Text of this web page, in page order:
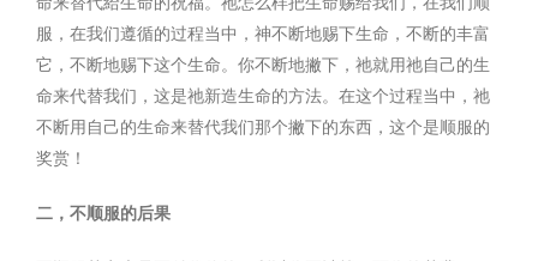
服，在我们遵循的过程当中，神不断地赐下生命，不断的丰富
它，不断地赐下这个生命。你不断地撇下，祂就用祂自己的生
命来代替我们，这是祂新造生命的方法。在这个过程当中，祂
不断用自己的生命来替代我们那个撇下的东西，这个是顺服的
奖赏！
二，不顺服的后果